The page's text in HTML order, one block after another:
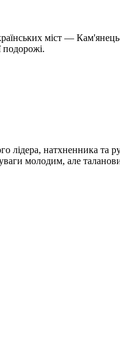
міст —
подорожі.
лідера, натхненника та
молодим, але